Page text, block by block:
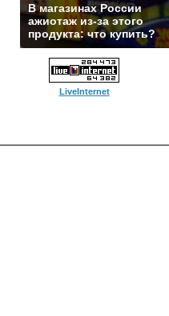
В магазинах России
ажиотаж из-за этого
продукта: что купить?
LiveInternet